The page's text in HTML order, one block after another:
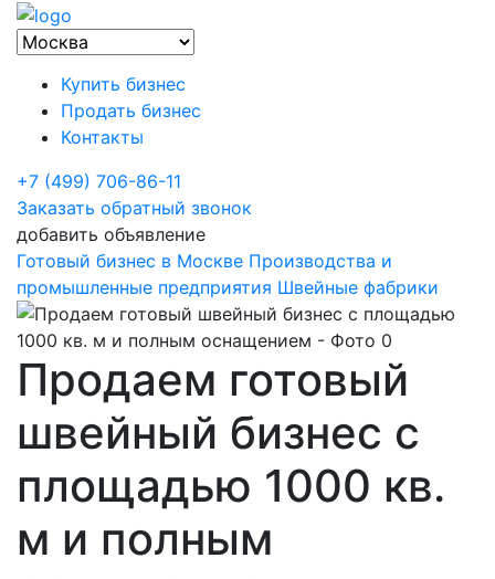
Купить бизнес
Продать бизнес
Контакты
+7 (499) 706-86-11
Заказать обратный звонок
добавить объявление
Готовый бизнес в Москве Производства и
промышленные предприятия Швейные фабрики
Продаем готовый
швейный бизнес с
площадью 1000 кв.
м и полным